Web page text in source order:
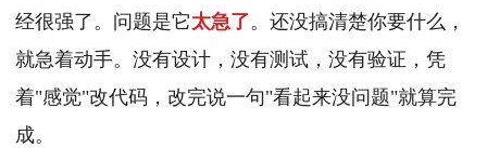
经很强了。问题是它太急了。还没搞清楚你要什么，
就急着动手。没有设计，没有测试，没有验证，凭
着"感觉"改代码，改完说一句"看起来没问题"就算完
成。